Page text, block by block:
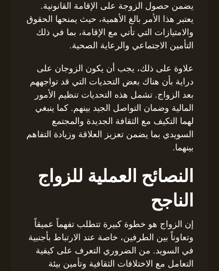
يضمن حصول الزوجة على الإقامة القانونية.
يعتبر هذا الأمر بالغ الأهمية، حيث يمنحها الحقوق
والامتيازات التي تأتي مع الإقامة، بما في ذلك
التأمين الاجتماعي والرعاية الصحية.
علاوة على ذلك، يجب أن يكون الزوجان على
دراية بأن هناك بعض التحديات التي قد تواجههم
بعد الزواج. تشمل هذه التحديات تنظيم الأمور
المالية وضمان التواصل الجيد بينهم. كما ينبغي
لهما التكيف مع الثقافة الجديدة والمجتمع
السويدي بما يضمن تعزيز العلاقة وزيادة التفاهم
بينهما.
النصائح العملية للزواج
الناجح
إن الزواج هو خطوة كبيرة تتطلب تفهماً عميقاً
وتعاوناً بين الطرفين، خاصة عند الارتباط بأجنبية
في السويد. من الضروري التعرف على كيفية
التعامل مع الاختلافات الثقافية وتأمين بيئة